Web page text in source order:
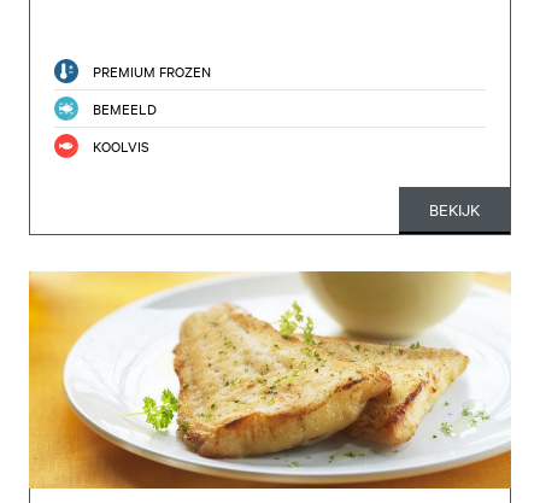
PREMIUM FROZEN
BEMEELD
KOOLVIS
BEKIJK